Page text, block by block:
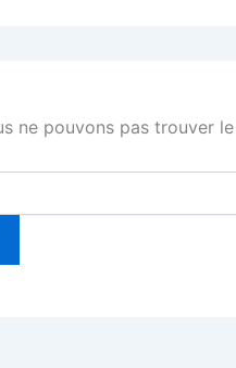
ne pouvons pas trouver